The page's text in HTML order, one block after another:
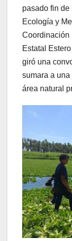
pasado fin
Ecología y
Coordinación
Estatal
giró una
sumara a
área natural